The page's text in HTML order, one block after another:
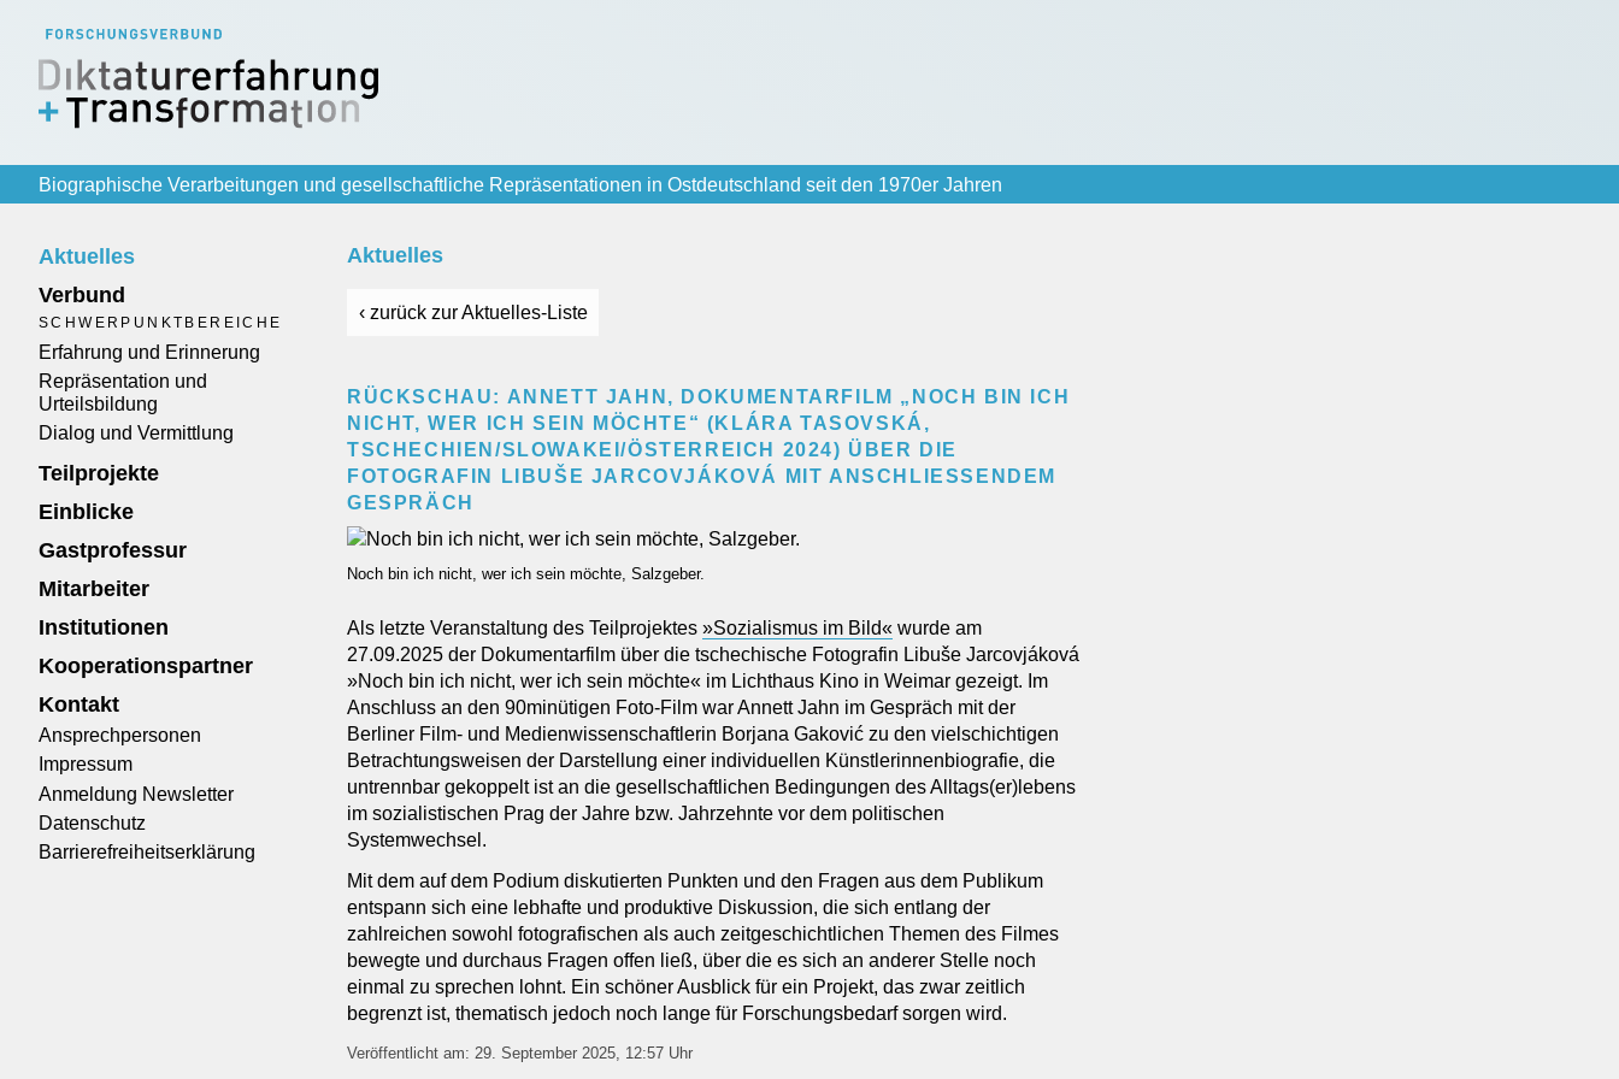
Biographische Verarbeitungen und gesellschaftliche Repräsentationen in Ostdeutschland seit den 1970er Jahren
Aktuelles
Verbund
SCHWERPUNKTBEREICHE
Erfahrung und Erinnerung
Repräsentation und
Urteilsbildung
Dialog und Vermittlung
Teilprojekte
Einblicke
Gastprofessur
Mitarbeiter
Institutionen
Kooperationspartner
Kontakt
Ansprechpersonen
Impressum
Anmeldung Newsletter
Datenschutz
Barrierefreiheitserklärung
Aktuelles
‹ zurück zur Aktuelles-Liste
RÜCKSCHAU: ANNETT JAHN, DOKUMENTARFILM „NOCH BIN ICH
NICHT, WER ICH SEIN MÖCHTE“ (KLÁRA TASOVSKÁ,
TSCHECHIEN/SLOWAKEI/ÖSTERREICH 2024) ÜBER DIE
FOTOGRAFIN LIBUŠE JARCOVJÁKOVÁ MIT ANSCHLIESSENDEM G
ESPRÄCH
Noch bin ich nicht, wer ich sein möchte, Salzgeber.
Als letzte Veranstaltung des Teilprojektes »Sozialismus im Bild« wurde am
27.09.2025 der Dokumentarfilm über die tschechische Fotografin Libuše Jarcovjáková
»Noch bin ich nicht, wer ich sein möchte« im Lichthaus Kino in Weimar gezeigt. Im
Anschluss an den 90minütigen Foto-Film war Annett Jahn im Gespräch mit der
Berliner Film- und Medienwissenschaftlerin Borjana Gaković zu den vielschichtigen
Betrachtungsweisen der Darstellung einer individuellen Künstlerinnenbiografie, die
untrennbar gekoppelt ist an die gesellschaftlichen Bedingungen des Alltags(er)lebens
im sozialistischen Prag der Jahre bzw. Jahrzehnte vor dem politischen
Systemwechsel.
Mit dem auf dem Podium diskutierten Punkten und den Fragen aus dem Publikum
entspann sich eine lebhafte und produktive Diskussion, die sich entlang der
zahlreichen sowohl fotografischen als auch zeitgeschichtlichen Themen des Filmes
bewegte und durchaus Fragen offen ließ, über die es sich an anderer Stelle noch
einmal zu sprechen lohnt. Ein schöner Ausblick für ein Projekt, das zwar zeitlich
begrenzt ist, thematisch jedoch noch lange für Forschungsbedarf sorgen wird.
Veröffentlicht am: 29. September 2025, 12:57 Uhr